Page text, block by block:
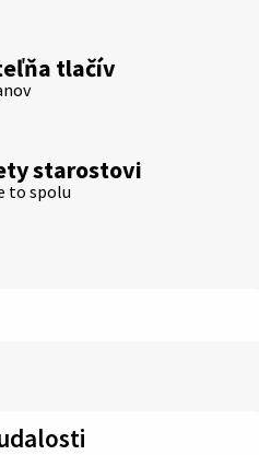
tlačív
starostovi
to spolu